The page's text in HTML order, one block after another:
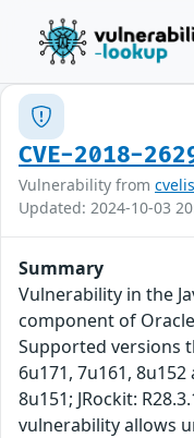
CVE-2018-
Vulnerability from
Updated: 2024-10-03
Summary
Vulnerability in the
component of Oracle
Supported versions
6u171, 7u161, 8u152
8u151; JRockit:
vulnerability allows